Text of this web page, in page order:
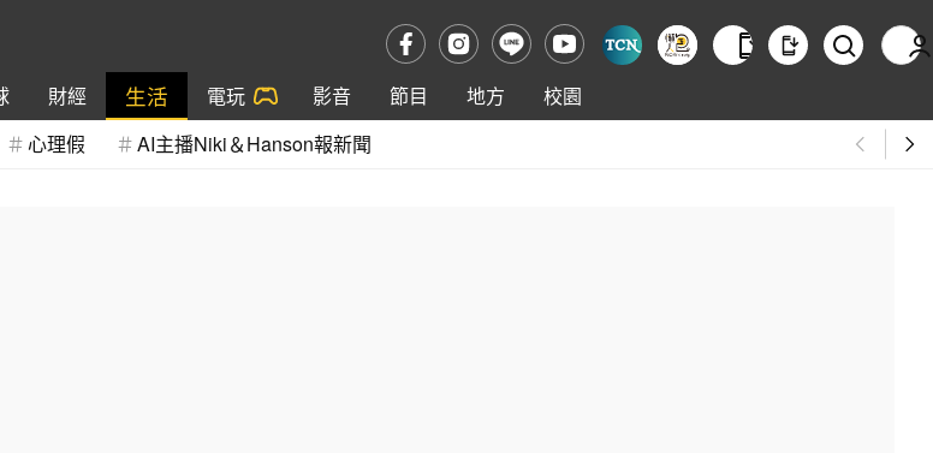
財經 生活 電玩 影音 節目 地方
校園
心理假 AI主播Niki＆Hanson報新聞